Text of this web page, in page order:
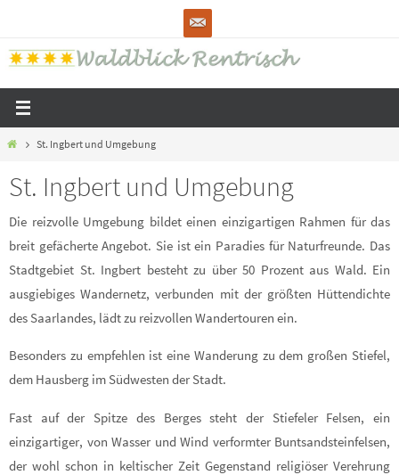
springen
StartSt. Ingbert und Umgebung
St. Ingbert und Umgebung
Die reizvolle Umgebung bildet einen einzigartigen Rahmen für das
breit gefächerte Angebot. Sie ist ein Paradies für Naturfreunde. Das
Stadtgebiet St. Ingbert besteht zu über 50 Prozent aus Wald. Ein
ausgiebiges Wandernetz, verbunden mit der größten Hüttendichte
des Saarlandes, lädt zu reizvollen Wandertouren ein.
Besonders zu empfehlen ist eine Wanderung zu dem großen Stiefel,
dem Hausberg im Südwesten der Stadt.
Fast auf der Spitze des Berges steht der Stiefeler Felsen, ein
einzigartiger, von Wasser und Wind verformter Buntsandsteinfelsen,
der wohl schon in keltischer Zeit Gegenstand religiöser Verehrung